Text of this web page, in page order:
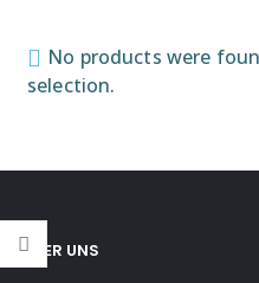
No products were
selection.
ÜBER UNS